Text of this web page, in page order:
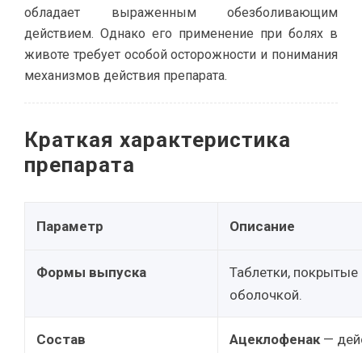
обладает выраженным обезболивающим
действием. Однако его применение при болях в
животе требует особой осторожности и понимания
механизмов действия препарата.
Краткая характеристика
препарата
Параметр Описание
Формы выпуска
Таблетки, покрытые
оболочкой.
Состав Ацеклофенак—